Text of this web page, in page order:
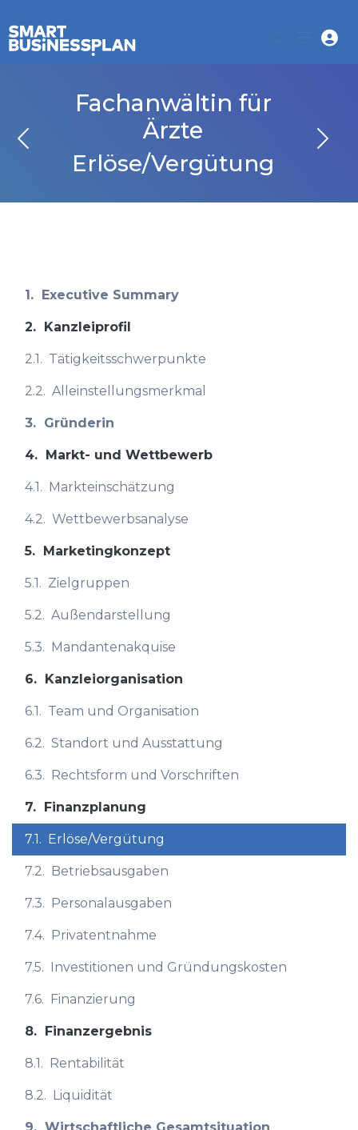
Fachanwältin für
Ärzte
Erlöse/Vergütung
1. Executive Summary
2. Kanzleiprofil
2.1. Tätigkeitsschwerpunkte
2.2. Alleinstellungsmerkmal
3. Gründerin
4. Markt- und Wettbewerb
4.1. Markteinschätzung
4.2. Wettbewerbsanalyse
5. Marketingkonzept
5.1. Zielgruppen
5.2. Außendarstellung
5.3. Mandantenakquise
6. Kanzleiorganisation
6.1. Team und Organisation
6.2. Standort und Ausstattung
6.3. Rechtsform und Vorschriften
7. Finanzplanung
7.1. Erlöse/Vergütung
7.2. Betriebsausgaben
7.3. Personalausgaben
7.4. Privatentnahme
7.5. Investitionen und Gründungskosten
7.6. Finanzierung
8. Finanzergebnis
8.1. Rentabilität
8.2. Liquidität